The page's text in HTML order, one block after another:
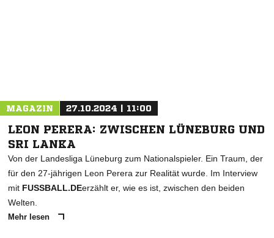
MAGAZIN 27.10.2024 | 11:00
LEON PERERA: ZWISCHEN LÜNEBURG UND
SRI LANKA
Von der Landesliga Lüneburg zum Nationalspieler. Ein Traum, der
für den 27-jährigen Leon Perera zur Realität wurde. Im Interview
mit FUSSBALL.DEerzählt er, wie es ist, zwischen den beiden
Welten.
Mehr lesen